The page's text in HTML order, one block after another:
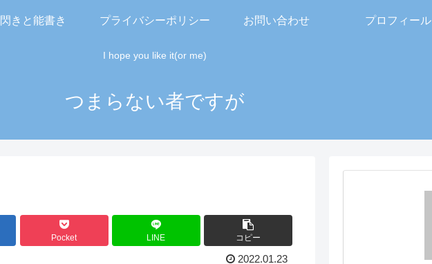
I hope you like it(or me)
つまらない者ですが
閃きと能書き プライバシーポリシー お問い合わせ プロフィール
Pocket LINE コピー
2022.01.23